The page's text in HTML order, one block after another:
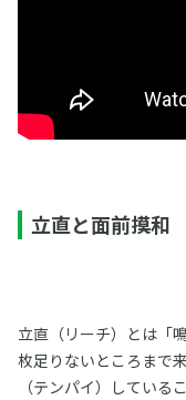
立直と面前摸和
立直（リーチ）とは「
枚足りないところまで
（テンパイ）している